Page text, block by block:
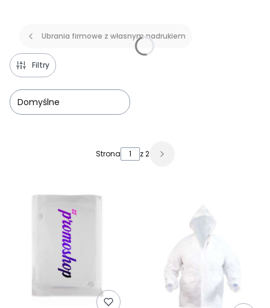
Ubrania firmowe z własnym nadrukiem
Filtry
Domyślne
Strona z 2